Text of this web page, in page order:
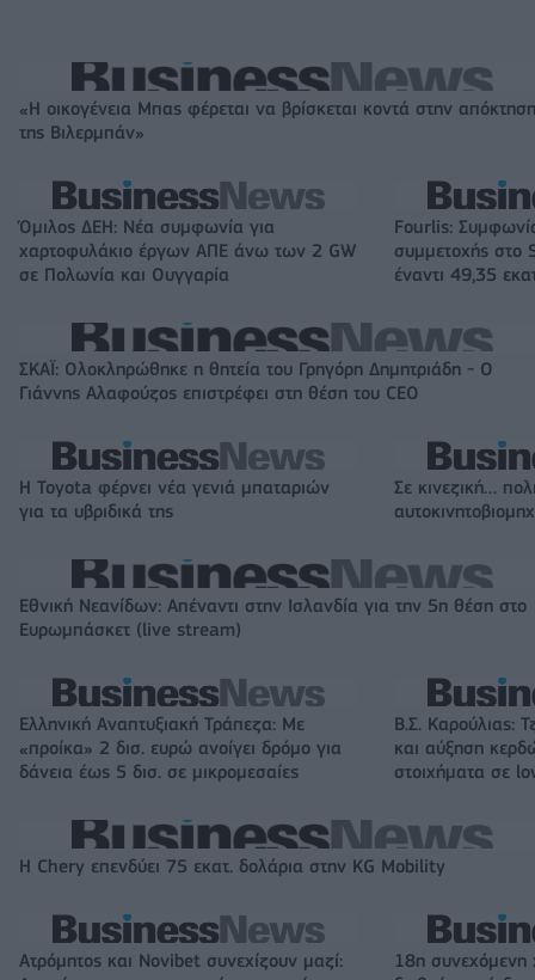
«Η οικογένεια Μπας φέρεται να βρίσκεται κοντά στην απόκτηση
της Βιλερμπάν»
Όμιλος ΔΕΗ: Νέα συμφωνία για
χαρτοφυλάκιο έργων ΑΠΕ άνω των 2 GW
σε Πολωνία και Ουγγαρία
Fourlis:
συμμετοχής
έναντι 49,35
ΣΚΑΪ: Ολοκληρώθηκε η θητεία του Γρηγόρη Δημητριάδη - Ο
Γιάννης Αλαφούζος επιστρέφει στη θέση του CEO
Η Toyota φέρνει νέα γενιά μπαταριών
για τα υβριδικά της
Σε κινεζική…
Εθνική Νεανίδων: Απέναντι στην Ισλανδία για την 5η θέση στο
Ευρωμπάσκετ (live stream)
Ελληνική Αναπτυξιακή Τράπεζα: Με
«προίκα» 2 δισ. ευρώ ανοίγει δρόμο για
δάνεια έως 5 δισ. σε μικρομεσαίες
Β.Σ. Καρούλιας:
και αύξηση
στοιχήματα σε
Η Chery επενδύει 75 εκατ. δολάρια στην KG Mobility
Ατρόμητος και Novibet συνεχίζουν μαζί:
18η συνεχόμενη